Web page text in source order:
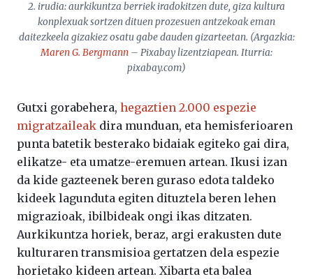
2. irudia: aurkikuntza berriek iradokitzen dute, giza kultura
konplexuak sortzen dituen prozesuen antzekoak eman
daitezkeela gizakiez osatu gabe dauden gizarteetan. (Argazkia:
Maren G. Bergmann – Pixabay lizentziapean. Iturria:
pixabay.com)
Gutxi gorabehera, hegaztien 2.000 espezie
migratzaileak dira munduan, eta hemisferioaren
punta batetik besterako bidaiak egiteko gai dira,
elikatze- eta umatze-eremuen artean. Ikusi izan
da kide gazteenek beren guraso edota taldeko
kideek lagunduta egiten dituztela beren lehen
migrazioak, ibilbideak ongi ikas ditzaten.
Aurkikuntza horiek, beraz, argi erakusten dute
kulturaren transmisioa gertatzen dela espezie
horietako kideen artean. Xibarta eta balea